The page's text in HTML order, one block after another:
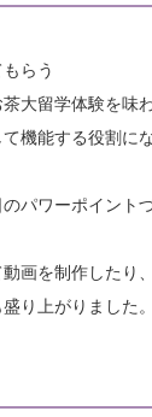
らう
大留学体験を味
機能する役割に
パワーポイント
画を制作したり
り上がりました。